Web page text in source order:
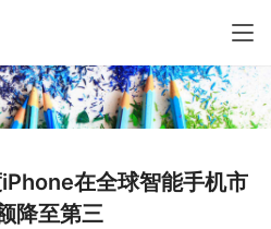
在全球智能手机市
降至第三